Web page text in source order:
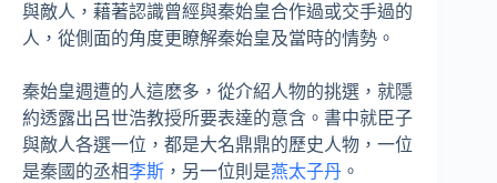
與敵人，藉著認識曾經與秦始皇合作過或交手過的
人，從側面的角度更瞭解秦始皇及當時的情勢。
秦始皇週遭的人這麽多，從介紹人物的挑選，就隱
約透露出呂世浩教授所要表達的意含。書中就臣子
與敵人各選一位，都是大名鼎鼎的歷史人物，一位
是秦國的丞相李斯 ，另一位則是燕太子丹 。